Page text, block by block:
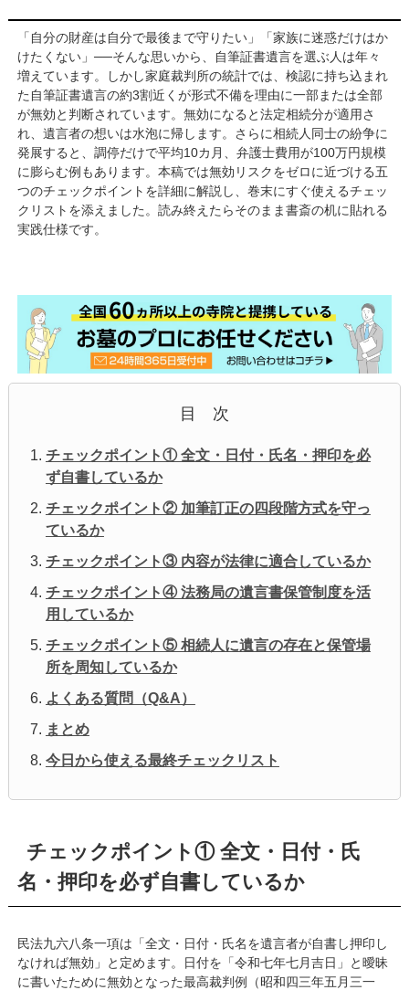
「自分の財産は自分で最後まで守りたい」「家族に迷惑だけはか
けたくない」──そんな思いから、自筆証書遺言を選ぶ人は年々
増えています。しかし家庭裁判所の統計では、検認に持ち込まれ
た自筆証書遺言の約3割近くが形式不備を理由に一部または全部
が無効と判断されています。無効になると法定相続分が適用さ
れ、遺言者の想いは水泡に帰します。さらに相続人同士の紛争に
発展すると、調停だけで平均10カ月、弁護士費用が100万円規模
に膨らむ例もあります。本稿では無効リスクをゼロに近づける五
つのチェックポイントを詳細に解説し、巻末にすぐ使えるチェッ
クリストを添えました。読み終えたらそのまま書斎の机に貼れる
実践仕様です。
目 次
チェックポイント① 全文・日付・氏名・押印を必
ず自書しているか
チェックポイント② 加筆訂正の四段階方式を守っ
ているか
チェックポイント③ 内容が法律に適合しているか
チェックポイント④ 法務局の遺言書保管制度を活
用しているか
チェックポイント⑤ 相続人に遺言の存在と保管場
所を周知しているか
よくある質問（Q&A）
まとめ
今日から使える最終チェックリスト
チェックポイント① 全文・日付・氏
名・押印を必ず自書しているか
民法九六八条一項は「全文・日付・氏名を遺言者が自書し押印し
なければ無効」と定めます。日付を「令和七年七月吉日」と曖昧
に書いたために無効となった最高裁判例（昭和四三年五月三一